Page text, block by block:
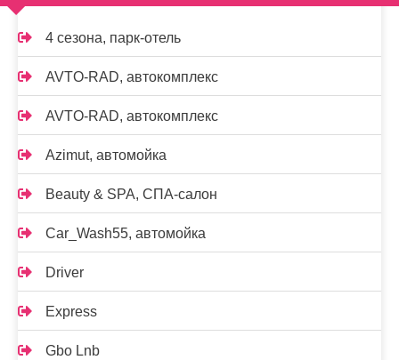
4 сезона, парк-отель
AVTO-RAD, автокомплекс
AVTO-RAD, автокомплекс
Azimut, автомойка
Beauty & SPA, СПА-салон
Car_Wash55, автомойка
Driver
Express
Gbo Lnb